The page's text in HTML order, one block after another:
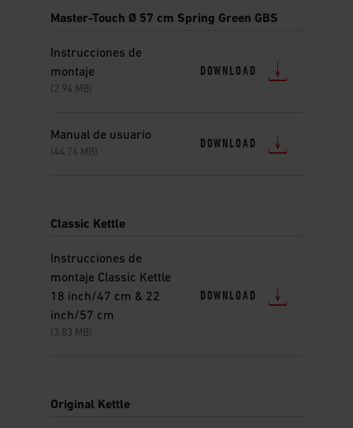
Master-Touch Ø 57 cm Spring Green GBS
Instrucciones de
montaje
(2.94 MB)
DOWNLOAD
Manual de usuario
(44.74 MB)
DOWNLOAD
Classic Kettle
Instrucciones de
montaje Classic Kettle
18 inch/47 cm & 22
inch/57 cm
(3.83 MB)
DOWNLOAD
Original Kettle